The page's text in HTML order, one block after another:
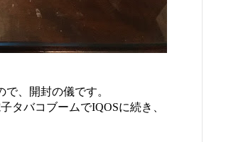
、開封の儀です。
タバコブームでIQOSに続き、